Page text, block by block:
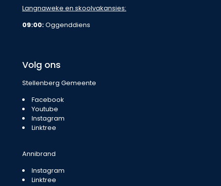
Langnaweke en skoolvakansies:
09:00:Oggenddiens
Volg ons
Stellenberg Gemeente
Facebook
Youtube
Instagram
Linktree
Annibrand
Instagram
Linktree